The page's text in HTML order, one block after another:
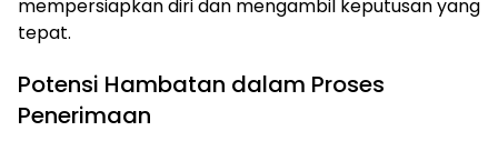
mempersiapkan diri dan mengambil keputusan yang
tepat.
Potensi Hambatan dalam Proses
Penerimaan